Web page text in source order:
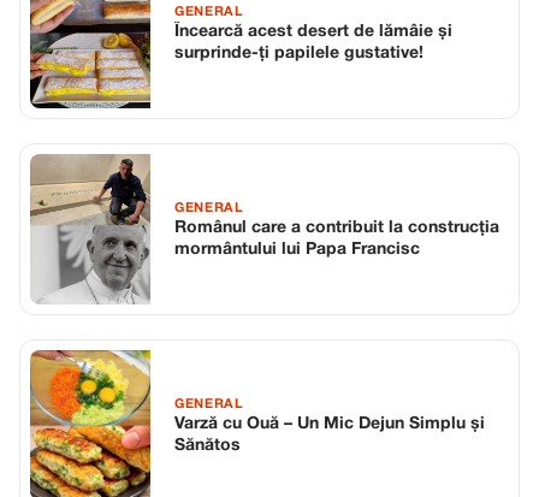
GENERAL
Încearcă acest desert de lămâie și
surprinde-ți papilele gustative!
GENERAL
Românul care a contribuit la construcția
mormântului lui Papa Francisc
GENERAL
Varză cu Ouă – Un Mic Dejun Simplu și
Sănătos